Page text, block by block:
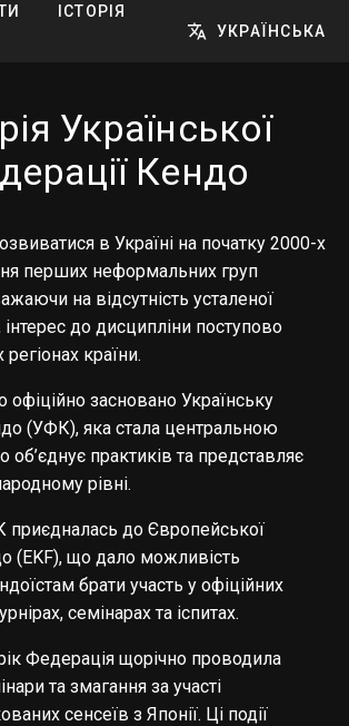
ІСТОРІЯ
УКРАЇНСЬКА
Української
Кендо
в Україні на початку 2000-х
перших неформальних груп
на відсутність усталеної
інтерес до дисципліни поступово
регіонах країни.
офіційно засновано Українську
(УФК), яка стала центральною
об’єднує практиків та представляє
рівні.
приєдналась до Європейської
(EKF), що дало можливість
брати участь у офіційних
семінарах та іспитах.
Федерація щорічно проводила
та змагання за участі
сенсеїв з Японії. Ці події